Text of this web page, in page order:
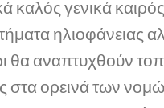
καλός γενικά
ηλιοφάνειας
θα αναπτυχθούν
στα ορεινά των